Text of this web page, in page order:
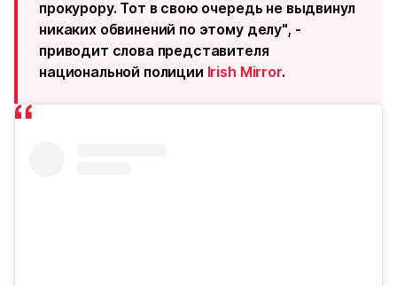
прокурору. Тот в свою очередь не выдвинул
никаких обвинений по этому делу", -
приводит слова представителя
национальной полиции Irish Mirror.